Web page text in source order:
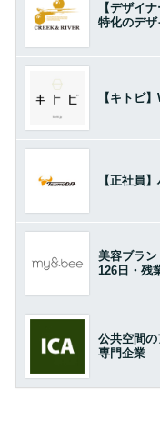
【デザイ
特化のデ
【キトビ
【正社員
美容ブラ
126日・残
公共空間
専門企業